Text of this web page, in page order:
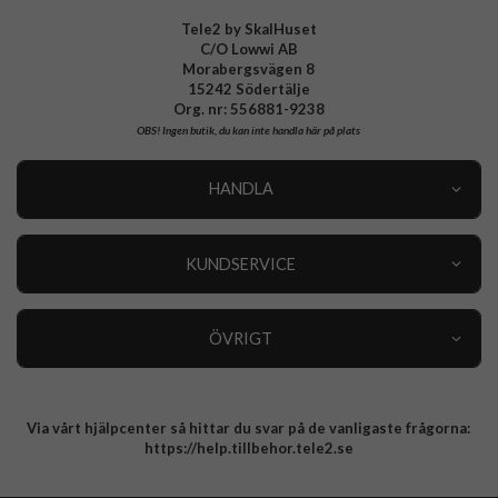
Tele2 by SkalHuset
C/O Lowwi AB
Morabergsvägen 8
15242 Södertälje
Org. nr: 556881-9238
OBS!Ingen butik, du kan inte handla här på plats
HANDLA
KUNDSERVICE
ÖVRIGT
Integritetspolicy
Via vårt hjälpcenter så hittar du svar på de vanligaste frågorna:
https://help.tillbehor.tele2.se